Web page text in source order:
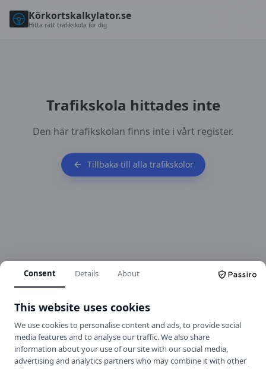
Körkortskalkylator.se
Hitta rätt trafikskola för dig
Trafikskola hittades inte
Den här trafikskolan finns inte i vårt register.
Tillbaka till alla trafikskolor
Körkortskalkylator
Hitta rätt trafikskola för dig.
UTFORSKA
Consent Details About
This website uses cookies
We use cookies to personalise content and ads, to provide social
media features and to analyse our traffic. We also share
information about your use of our site with our social media,
advertising and analytics partners who may combine it with other